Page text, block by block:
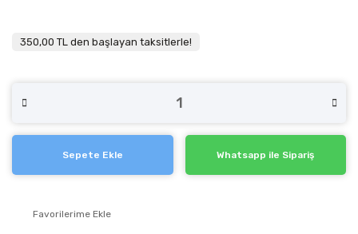
350,00 TL den başlayan taksitlerle!
Sepete Ekle Whatsapp ile Sipariş